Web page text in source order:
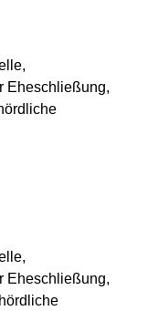
Eheschließung,
Eheschließung,